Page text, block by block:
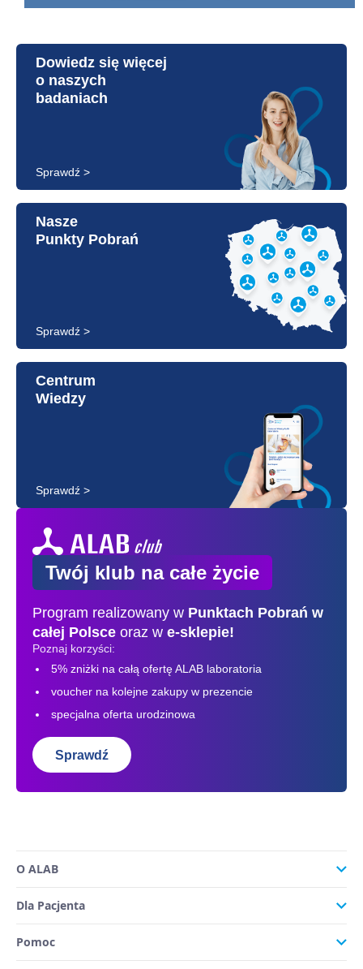
Dowiedz się więcej
o naszych
badaniach
Sprawdź >
Nasze
Punkty Pobrań
Sprawdź >
Centrum
Wiedzy
Sprawdź >
Twój klub na całe życie
Program realizowany w Punktach Pobrań w
całej Polsce oraz w e-sklepie!
Poznaj korzyści:
5% zniżki na całą ofertę ALAB laboratoria
voucher na kolejne zakupy w prezencie
specjalna oferta urodzinowa
Sprawdź
O ALAB
Dla Pacjenta
Pomoc